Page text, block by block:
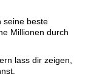
seine beste
Millionen durch
lass dir zeigen,